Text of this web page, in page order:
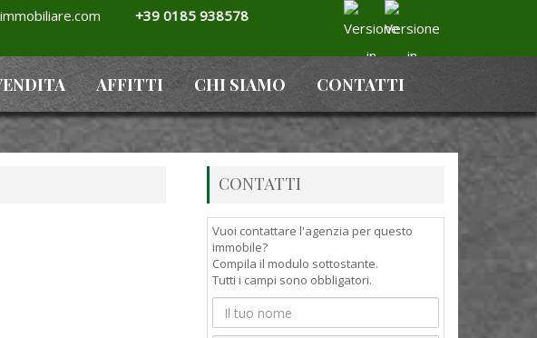
+39 0185 938578
AFFITTI CHI SIAMO CONTATTI
CONTATTI
Vuoi contattare l'agenzia per questo
immobile?
Compila il modulo sottostante.
Tutti i campi sono obbligatori.